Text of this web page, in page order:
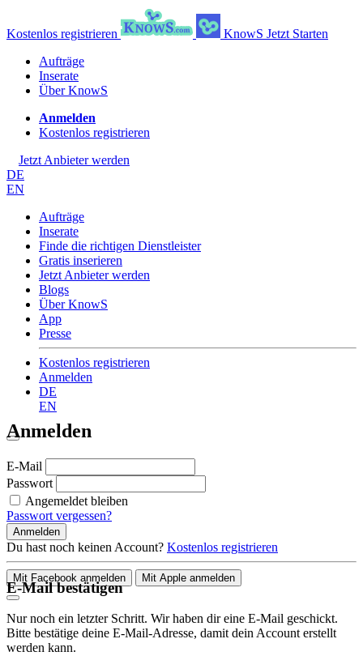
Kostenlos registrieren KnowS Jetzt Starten
Aufträge
Inserate
Über KnowS
Anmelden
Kostenlos registrieren
Jetzt Anbieter werden
DE
EN
Aufträge
Inserate
Finde die richtigen Dienstleister
Gratis inserieren
Jetzt Anbieter werden
Blogs
Über KnowS
App
Presse
Kostenlos registrieren
Anmelden
DE
EN
Anmelden
E-Mail
Passwort
Angemeldet bleiben
Passwort vergessen?
Anmelden
Du hast noch keinen Account? Kostenlos registrieren
Mit Facebook anmelden Mit Apple anmelden
E-Mail bestätigen
Nur noch ein letzter Schritt. Wir haben dir eine E-Mail geschickt.
Bitte bestätige deine E-Mail-Adresse, damit dein Account erstellt
werden kann.